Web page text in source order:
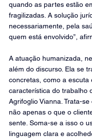
quando as partes estão
fragilizadas. A solução
necessariamente, pela
quem está envolvido”,
A atuação humanizada,
além do discurso. Ela se
concretas, como a escuta
característica do trabalho
Agrifoglio Vianna. Trata-
não apenas o que o
sente. Soma-se a isso o
linguagem clara e